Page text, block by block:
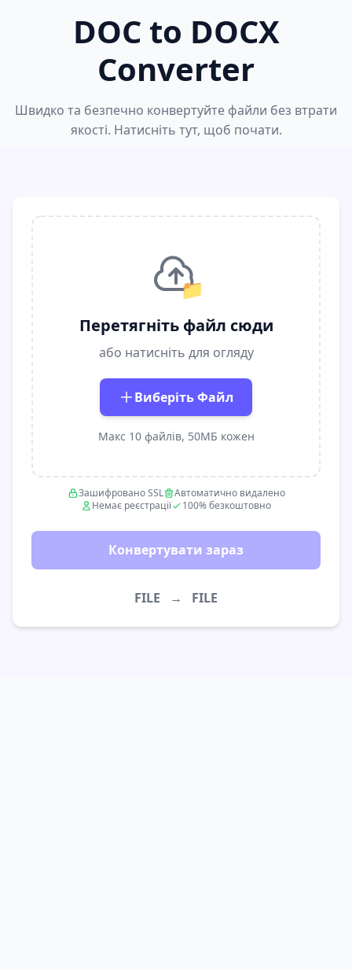
DOC to DOCX
Converter
Швидко та безпечно конвертуйте файли без втрати
якості. Натисніть тут, щоб почати.
📁
Перетягніть файл сюди
або натисніть для огляду
Виберіть Файл
Макс 10 файлів, 50МБ кожен
Зашифровано SSL
Автоматично видалено
Немає реєстрації
100% безкоштовно
Конвертувати зараз
FILE → FILE